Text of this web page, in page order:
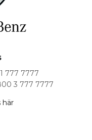
777 7777
3 777 7777
här